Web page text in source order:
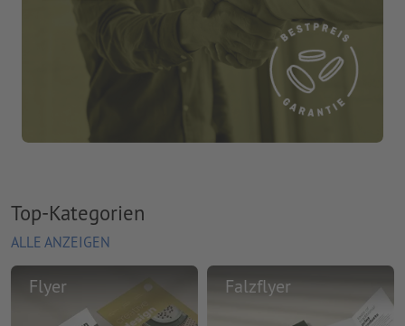
Top-Kategorien
ALLE ANZEIGEN
Flyer Falzflyer